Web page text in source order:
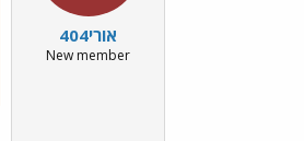
אורי404
New member